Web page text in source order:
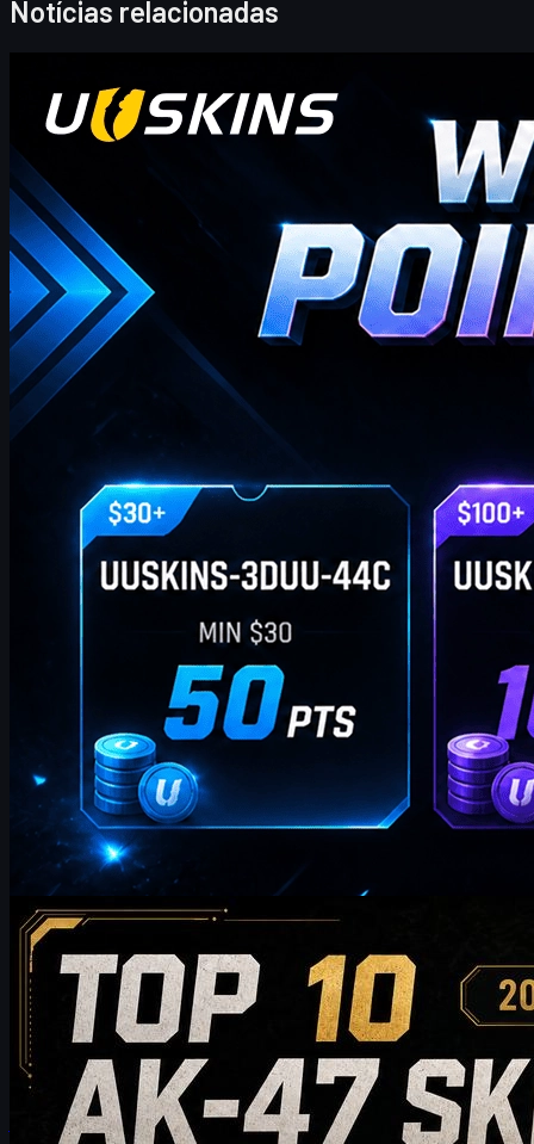
Notícias relacionadas
Olá traders de CS2! Bem-vindos ao nosso blog de
bónus semanal!
onde encontrará os códigos de Pontos de Oferta UUSKINS mais
recentes e completos desta semana. Atualizamos esta página
semanalmente para lhe oferecer Pontos de Oferta extra. Desde
que a sua encomenda atinja o valor correspondente, pode utilizar
os códigos abaixo para resgatar pontos e trocá-los pelos seus
skins CS2 favoritos na loja!
abril 20, 2026
William Miller
Counter-Strike 2maio 20, 2026
Top 10 de skins AK-47 para comprar em 2026: das
escolhas económicas às recomendações para
colecionadores
Descubra as 10 melhores skins AK-47 para comprar em 2026,
desde opções acessíveis até escolhas de alta gama para
colecionadores. Este guia compara estilo, nível de preço,
desgaste, valor de mercado e dicas de compra para ajudar os
jogadores de CS2 a escolher a melhor skin AK-47 para o seu